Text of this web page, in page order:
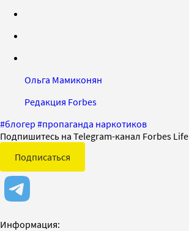
Ольга Мамиконян
Редакция Forbes
#блогер #пропаганда наркотиков
Подпишитесь на Telegram-канал Forbes Life
Подписаться
Информация: